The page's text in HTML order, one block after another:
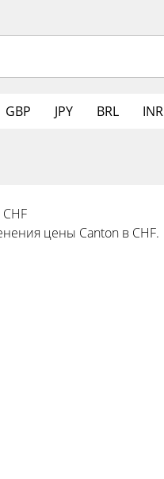
GBP JPY BRL INR
цены Canton в CHF.